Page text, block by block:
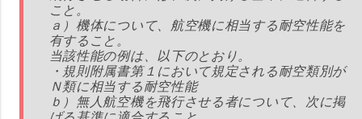
こと。
ａ）機体について、航空機に相当する耐空性能を
有すること。
当該性能の例は、以下のとおり。
・規則附属書第１において規定される耐空類別が
Ｎ類に相当する耐空性能
ｂ）無人航空機を飛行させる者について、次に掲